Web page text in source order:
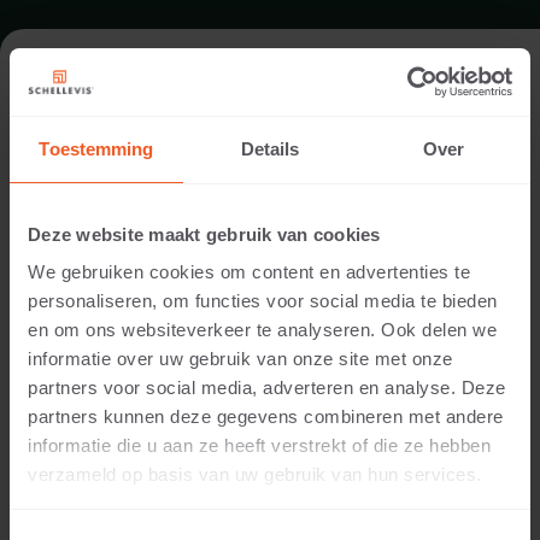
Toestemming Details Over
Deze website maakt gebruik van cookies
We gebruiken cookies om content en advertenties te
personaliseren, om functies voor social media te bieden
en om ons websiteverkeer te analyseren. Ook delen we
informatie over uw gebruik van onze site met onze
partners voor social media, adverteren en analyse. Deze
partners kunnen deze gegevens combineren met andere
informatie die u aan ze heeft verstrekt of die ze hebben
verzameld op basis van uw gebruik van hun services.
TUIN IN BUURSE
Architect:
Uitvoering:
Hummelink Hoveniersbedrijf
Locatie:
Buurse
Toepassing:
Tuin
Producten:
Ronde tegel 100x8 Grijs
Ronde tegel 80x7 Grijs